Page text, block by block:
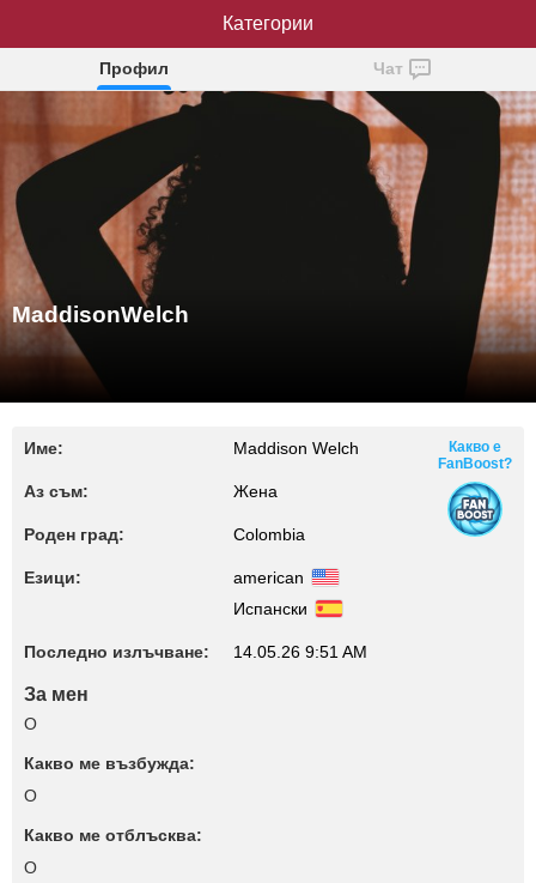
MaddisonWelch
Профил Чат
MaddisonWelch
Име: Maddison Welch
Аз съм: Жена
Роден град: Colombia
Езици:
american
Испански
Последно излъчване: 14.05.26 9:51 AM
Какво е
FanBoost?
За мен
O
Какво ме възбужда:
O
Какво ме отблъсква:
O
Категории